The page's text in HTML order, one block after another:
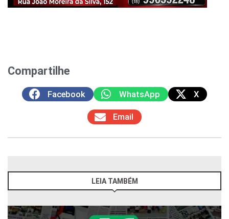
Compartilhe
Facebook WhatsApp X
Email
LEIA TAMBÉM